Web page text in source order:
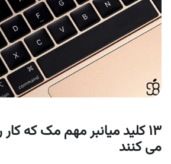
پشتیبانی
13 کلید میانبر مهم مک که کار
می کنند